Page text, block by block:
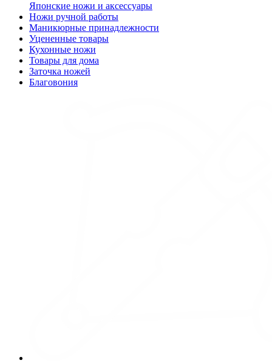
Японские ножи и аксессуары
Ножи ручной работы
Маникюрные принадлежности
Уцененные товары
Кухонные ножи
Товары для дома
Заточка ножей
Благовония